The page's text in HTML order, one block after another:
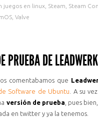
juegos en linux Steam Steam
Valve
PRUEBA DE
comentabamos que
Software de Ubuntu . A su
versión de prueba , pues
en twitter y ya la tenemos.